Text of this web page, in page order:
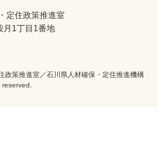
定住政策推進室
月1丁目1番地
策推進室／石川県人材確保・定住推進機構